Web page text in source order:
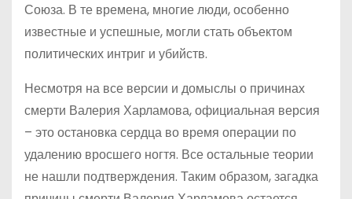
Союза. В те времена, многие люди, особенно
известные и успешные, могли стать объектом
политических интриг и убийств.
Несмотря на все версии и домыслы о причинах
смерти Валерия Харламова, официальная версия
– это остановка сердца во время операции по
удалению вросшего ногтя. Все остальные теории
не нашли подтверждения. Таким образом, загадка